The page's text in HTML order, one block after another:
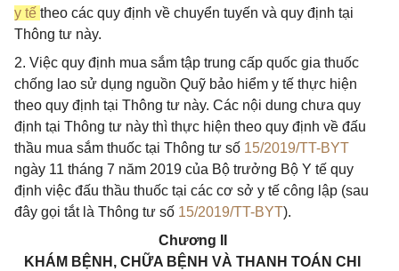
y tế theo các quy định về chuyển tuyến và quy định tại
Thông tư này.
2. Việc quy định mua sắm tập trung cấp quốc gia thuốc
chống lao sử dụng nguồn Quỹ bảo hiểm y tế thực hiện
theo quy định tại Thông tư này. Các nội dung chưa quy
định tại Thông tư này thì thực hiện theo quy định về đấu
thầu mua sắm thuốc tại Thông tư số 15/2019/TT-BYT
ngày 11 tháng 7 năm 2019 của Bộ trưởng Bộ Y tế quy
định việc đấu thầu thuốc tại các cơ sở y tế công lập (sau
đây gọi tắt là Thông tư số 15/2019/TT-BYT).
Chương II
KHÁM BỆNH, CHỮA BỆNH VÀ THANH TOÁN CHI